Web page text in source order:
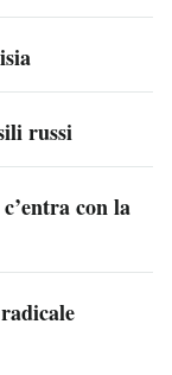
russi
con la